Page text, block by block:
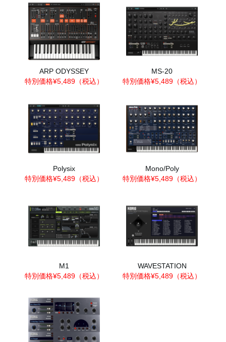
ARP ODYSSEY
特別価格¥5,489（税込）
MS-20
特別価格¥5,489（税込）
Polysix
特別価格¥5,489（税込）
Mono/Poly
特別価格¥5,489（税込）
M1
特別価格¥5,489（税込）
WAVESTATION
特別価格¥5,489（税込）